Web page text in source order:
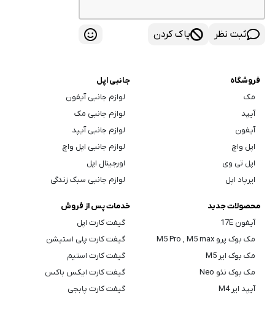
ثبت نظر پاک کردن
فروشگاه
مک
آیپد
آیفون
اپل واچ
اپل تی وی
ایرپاد اپل
جانبی اپل
لوازم جانبی آیفون
لوازم جانبی مک
لوازم جانبی آیپد
لوازم جانبی اپل واچ
اورجینال اپل
لوازم جانبی سبک زندگی
محصولات جدید
آیفون 17E
مک بوک پرو M5 Pro , M5 max
مک بوک ایر M5
مک بوک نئو Neo
آیپد ایر M4
خدمات پس از فروش
گیفت کارت اپل
گیفت کارت پلی استیشن
گیفت کارت استیم
گیفت کارت ایکس باکس
گیفت کارت پابجی